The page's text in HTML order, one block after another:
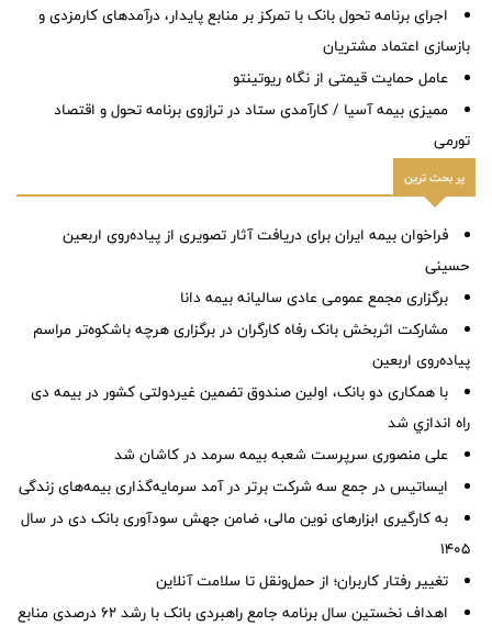
اجرای برنامه تحول بانک با تمرکز بر منابع پایدار، درآمدهای کارمزدی و
بازسازی اعتماد مشتریان
عامل حمایت قیمتی از نگاه ریوتینتو
ممیزی بیمه آسیا / کارآمدی ستاد در ترازوی برنامه تحول و اقتصاد
تورمی
پر بحث ترین
فراخوان بیمه ایران برای دریافت آثار تصویری از پیاده‌روی اربعین
حسینی
برگزاری مجمع عمومی عادی سالیانه بیمه دانا
مشارکت اثربخش بانک رفاه کارگران در برگزاری هرچه باشکوه‌تر مراسم
پیاده‌روی اربعین
با همکاری دو بانک، اولین صندوق تضمین غیردولتی کشور در بیمه دی
راه اندازي شد
علی منصوری سرپرست شعبه بیمه سرمد در کاشان شد
ایساتیس در جمع سه شرکت برتر در آمد سرمایه‌گذاری بیمه‌های زندگی
به کارگیری ابزارهای نوین مالی، ضامن جهش سودآوری بانک دی در سال
۱۴۰۵
تغییر رفتار کاربران؛ از حمل‌ونقل تا سلامت آنلاین
اهداف نخستین سال برنامه جامع راهبردی بانک با رشد ۶۲ درصدی منابع